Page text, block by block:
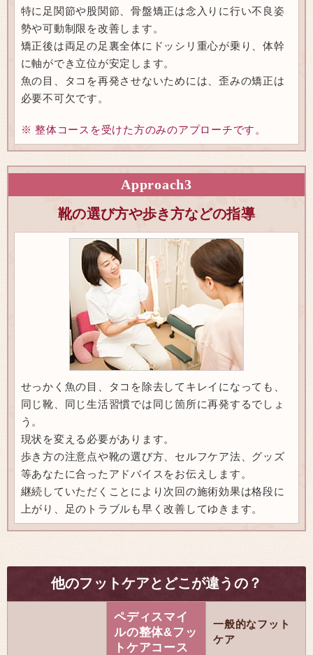
特に足関節や股関節、骨盤矯正は念入りに行い不良姿
勢や可動制限を改善します。
矯正後は両足の足裏全体にドッシリ重心が乗り、体幹
に軸ができ立位が安定します。
魚の目、タコを再発させないためには、歪みの矯正は
必要不可欠です。
※ 整体コースを受けた方のみのアプローチです。
Approach3
靴の選び方や歩き方などの指導
せっかく魚の目、タコを除去してキレイになっても、
同じ靴、同じ生活習慣では同じ箇所に再発するでしょ
う。
現状を変える必要があります。
歩き方の注意点や靴の選び方、セルフケア法、グッズ
等あなたに合ったアドバイスをお伝えします。
継続していただくことにより次回の施術効果は格段に
上がり、足のトラブルも早く改善してゆきます。
他のフットケアとどこが違うの？
ペディスマイ
ルの整体&フッ
トケアコース
一般的なフット
ケア